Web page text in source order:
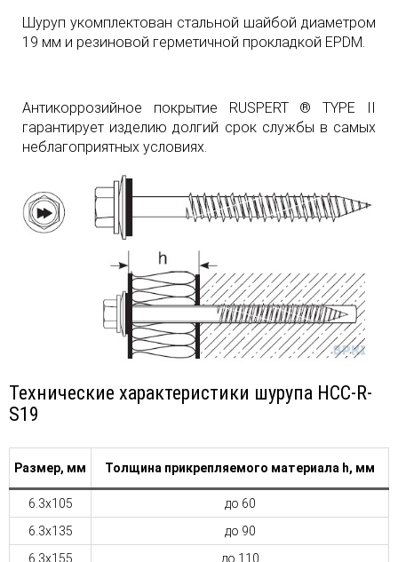
Шуруп укомплектован стальной шайбой диаметром
19 мм и резиновой герметичной прокладкой EPDM.
Антикоррозийное покрытие RUSPERT ® TYPE II
гарантирует изделию долгий срок службы в самых
неблагоприятных условиях.
Технические характеристики шурупа HCC-R-
S19
Размер, мм Толщина прикрепляемого материала h, мм
6.3х105
до 60
6.3х135
до 90
6.3х155
до 110